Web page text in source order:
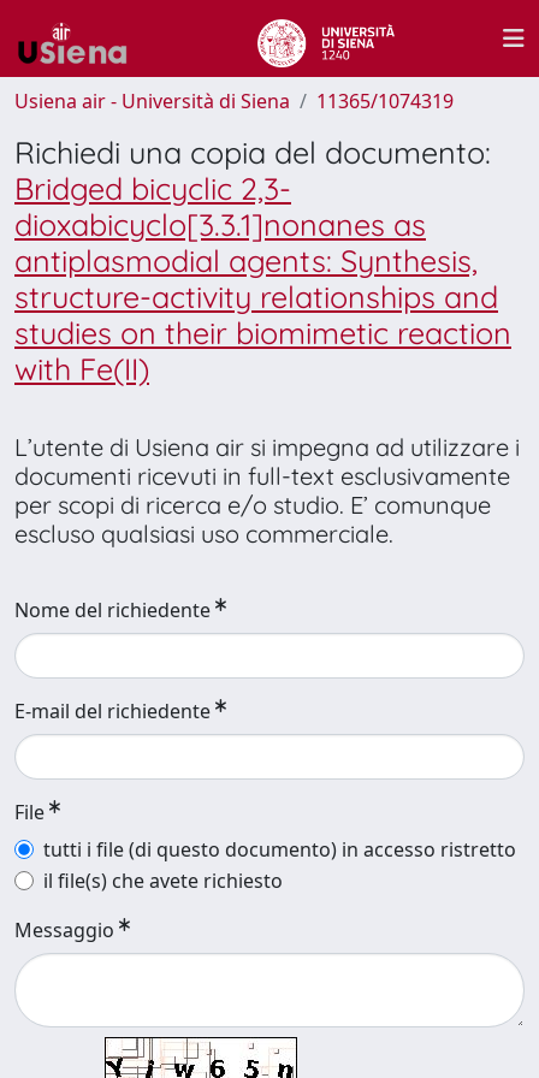
Usiena air - Università di Siena 11365/1074319
Richiedi una copia del documento:
Bridged bicyclic 2,3-
dioxabicyclo[3.3.1]nonanes as
antiplasmodial agents: Synthesis,
structure-activity relationships and
studies on their biomimetic reaction
with Fe(II)
L’utente di Usiena air si impegna ad utilizzare i
documenti ricevuti in full-text esclusivamente
per scopi di ricerca e/o studio. E’ comunque
escluso qualsiasi uso commerciale.
Nome del richiedente
E-mail del richiedente
File
tutti i file (di questo documento) in accesso ristretto
il file(s) che avete richiesto
Messaggio